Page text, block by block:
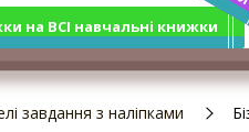
на ВСІ навчальні книжки
завдання з наліпками